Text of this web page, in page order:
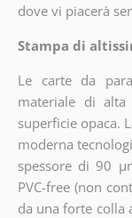
dove vi piacerà
Stampa di
Le carte da
materiale di
superficie opaca.
moderna
spessore di 90
PVC-free (non
da una forte colla